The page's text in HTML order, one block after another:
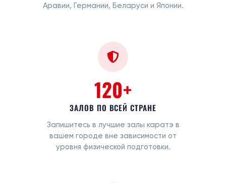
Аравии, Германии, Беларуси и Японии.
120+
ЗАЛОВ ПО ВСЕЙ СТРАНЕ
Запишитесь в лучшие залы каратэ в
вашем городе вне зависимости от
уровня физической подготовки.